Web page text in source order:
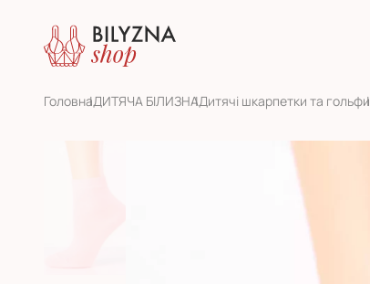
ГоловнаДИТЯЧА БІЛИЗНАДитячі шкарпетки та гольфи